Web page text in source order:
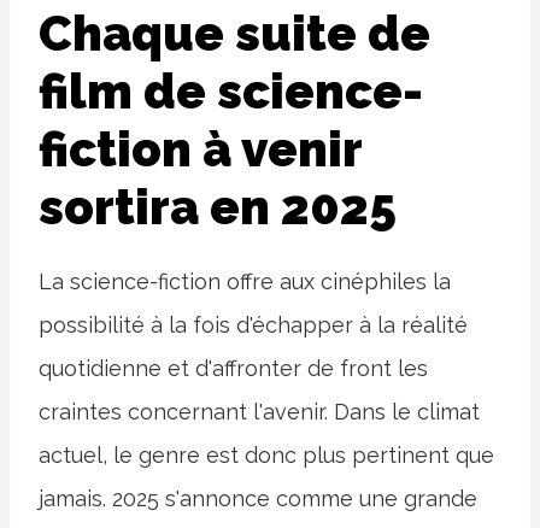
Chaque suite de
film de science-
fiction à venir
sortira en 2025
La science-fiction offre aux cinéphiles la
possibilité à la fois d'échapper à la réalité
quotidienne et d'affronter de front les
craintes concernant l'avenir. Dans le climat
actuel, le genre est donc plus pertinent que
jamais. 2025 s'annonce comme une grande